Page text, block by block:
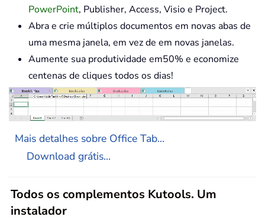
PowerPoint, Publisher, Access, Visio e Project.
Abra e crie múltiplos documentos em novas abas de
uma mesma janela, em vez de em novas janelas.
Aumente sua produtividade em50% e economize
centenas de cliques todos os dias!
Mais detalhes sobre Office Tab...
Download grátis...
Todos os complementos Kutools. Um
instalador